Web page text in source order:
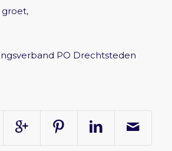
PO Drechtsteden